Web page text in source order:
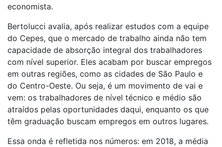
economista.
Bertolucci avalia, após realizar estudos com a equipe
do Cepes, que o mercado de trabalho ainda não tem
capacidade de absorção integral dos trabalhadores
com nível superior. Eles acabam por buscar empregos
em outras regiões, como as cidades de São Paulo e
do Centro-Oeste. Ou seja, é um movimento de vai e
vem: os trabalhadores de nível técnico e médio são
atraídos pelas oportunidades daqui, enquanto os que
têm graduação buscam empregos em outros lugares.
Essa onda é refletida nos números: em 2018, a média